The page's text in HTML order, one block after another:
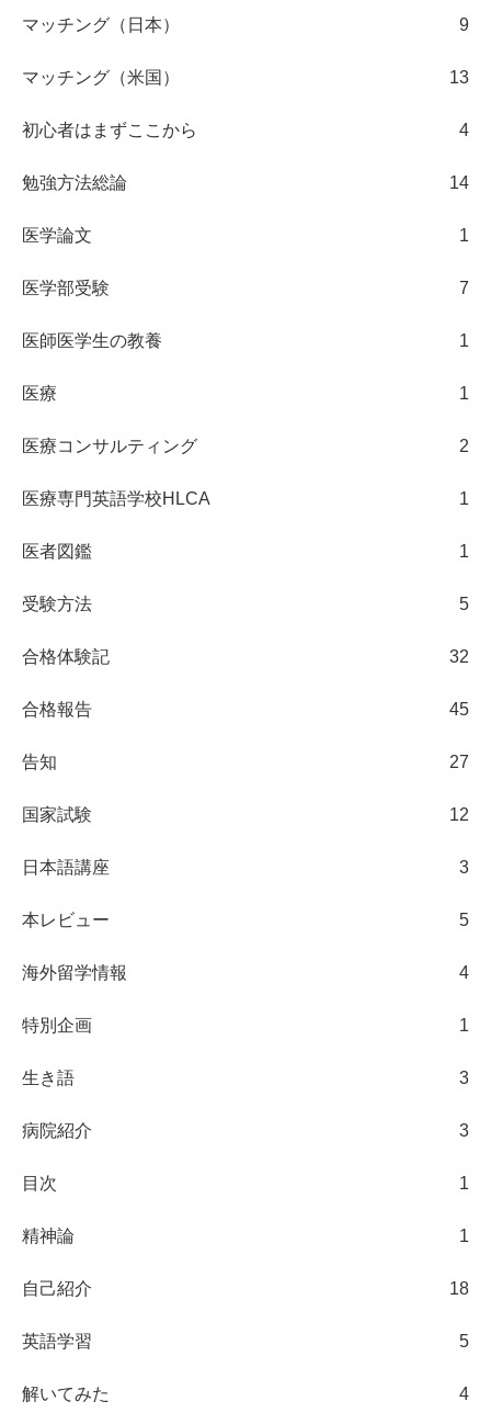
マッチング（日本） 9
マッチング（米国） 13
初心者はまずここから 4
勉強方法総論 14
医学論文 1
医学部受験 7
医師医学生の教養 1
医療 1
医療コンサルティング 2
医療専門英語学校HLCA 1
医者図鑑 1
受験方法 5
合格体験記 32
合格報告 45
告知 27
国家試験 12
日本語講座 3
本レビュー 5
海外留学情報 4
特別企画 1
生き語 3
病院紹介 3
目次 1
精神論 1
自己紹介 18
英語学習 5
解いてみた 4